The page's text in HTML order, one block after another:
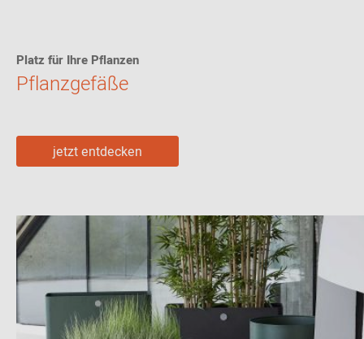
Platz für Ihre Pflanzen
Pflanzgefäße
jetzt entdecken